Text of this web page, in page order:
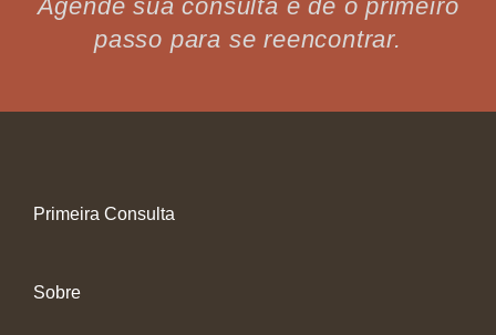
Agende sua consulta e dê o primeiro
passo para se reencontrar.
Primeira Consulta
Sobre